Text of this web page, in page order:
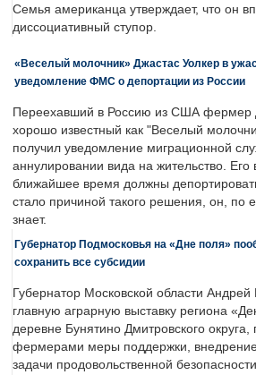
Семья американца утверждает, что он
диссоциативный ступор.
«Веселый молочник» Джастас Уолкер в
уведомление ФМС о депортации из России
Переехавший в Россию из США фермер
хорошо известный как "Веселый
получил уведомление миграционной
аннулировании вида на жительство. Его
ближайшее время должны
стало причиной такого решения, он, по
знает.
Губернатор Подмосковья на «Дне поля»
сохранить все субсидии
Губернатор Московской области
главную аграрную выставку региона
деревне Бунятино Дмитровского округа,
фермерами меры поддержки, внедрение
задачи продовольственной